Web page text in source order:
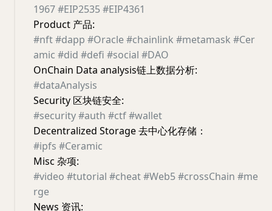
1967#EIP2535#EIP4361
Product 产品:
#nft#dapp #Oracle#chainlink #metamask #Cer
amic #did #defi #social #DAO
OnChain Data analysis链上数据分析:
#dataAnalysis
Security 区块链安全:
#security#auth #ctf#wallet
Decentralized Storage 去中心化存储：
#ipfs #Ceramic
Misc 杂项:
#video #tutorial #cheat#Web5#crossChain #me
rge
News 资讯: